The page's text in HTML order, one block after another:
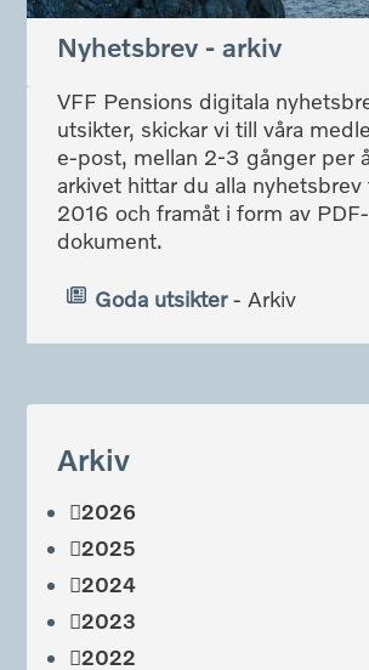
Nyhetsbrev - arkiv
VFF Pensions digitala
utsikter, skickar vi till våra
e-post, mellan 2-3 gånger per
arkivet hittar du alla nyhetsbrev
2016 och framåt i form av PDF-
dokument.
Goda utsikter- Arkiv
Arkiv
2026
2025
2024
2023
2022